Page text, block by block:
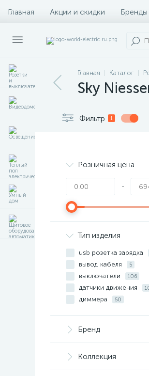
Главная Акции и скидки Бренды
Главная Каталог
Sky
Фильтр 1
Розничная цена
-
Тип изделия
usb розетка зарядка
вывод кабеля 5
выключатели 106
датчики движения
диммера 50
компьютерные розети
механизмы
мультимедиа
накладки - клавиши
Бренд
Коллекция